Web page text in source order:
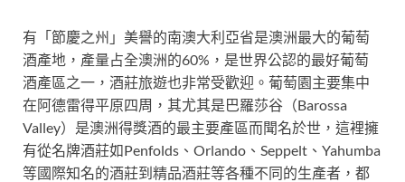
有「節慶之州」美譽的南澳大利亞省是澳洲最大的葡萄
酒產地，產量占全澳洲的60%，是世界公認的最好葡萄
酒產區之一，酒莊旅遊也非常受歡迎。葡萄園主要集中
在阿德雷得平原四周，其尤其是巴羅莎谷（Barossa
Valley）是澳洲得獎酒的最主要產區而聞名於世，這裡擁
有從名牌酒莊如Penfolds、Orlando、Seppelt、Yahumba
等國際知名的酒莊到精品酒莊等各種不同的生產者，都